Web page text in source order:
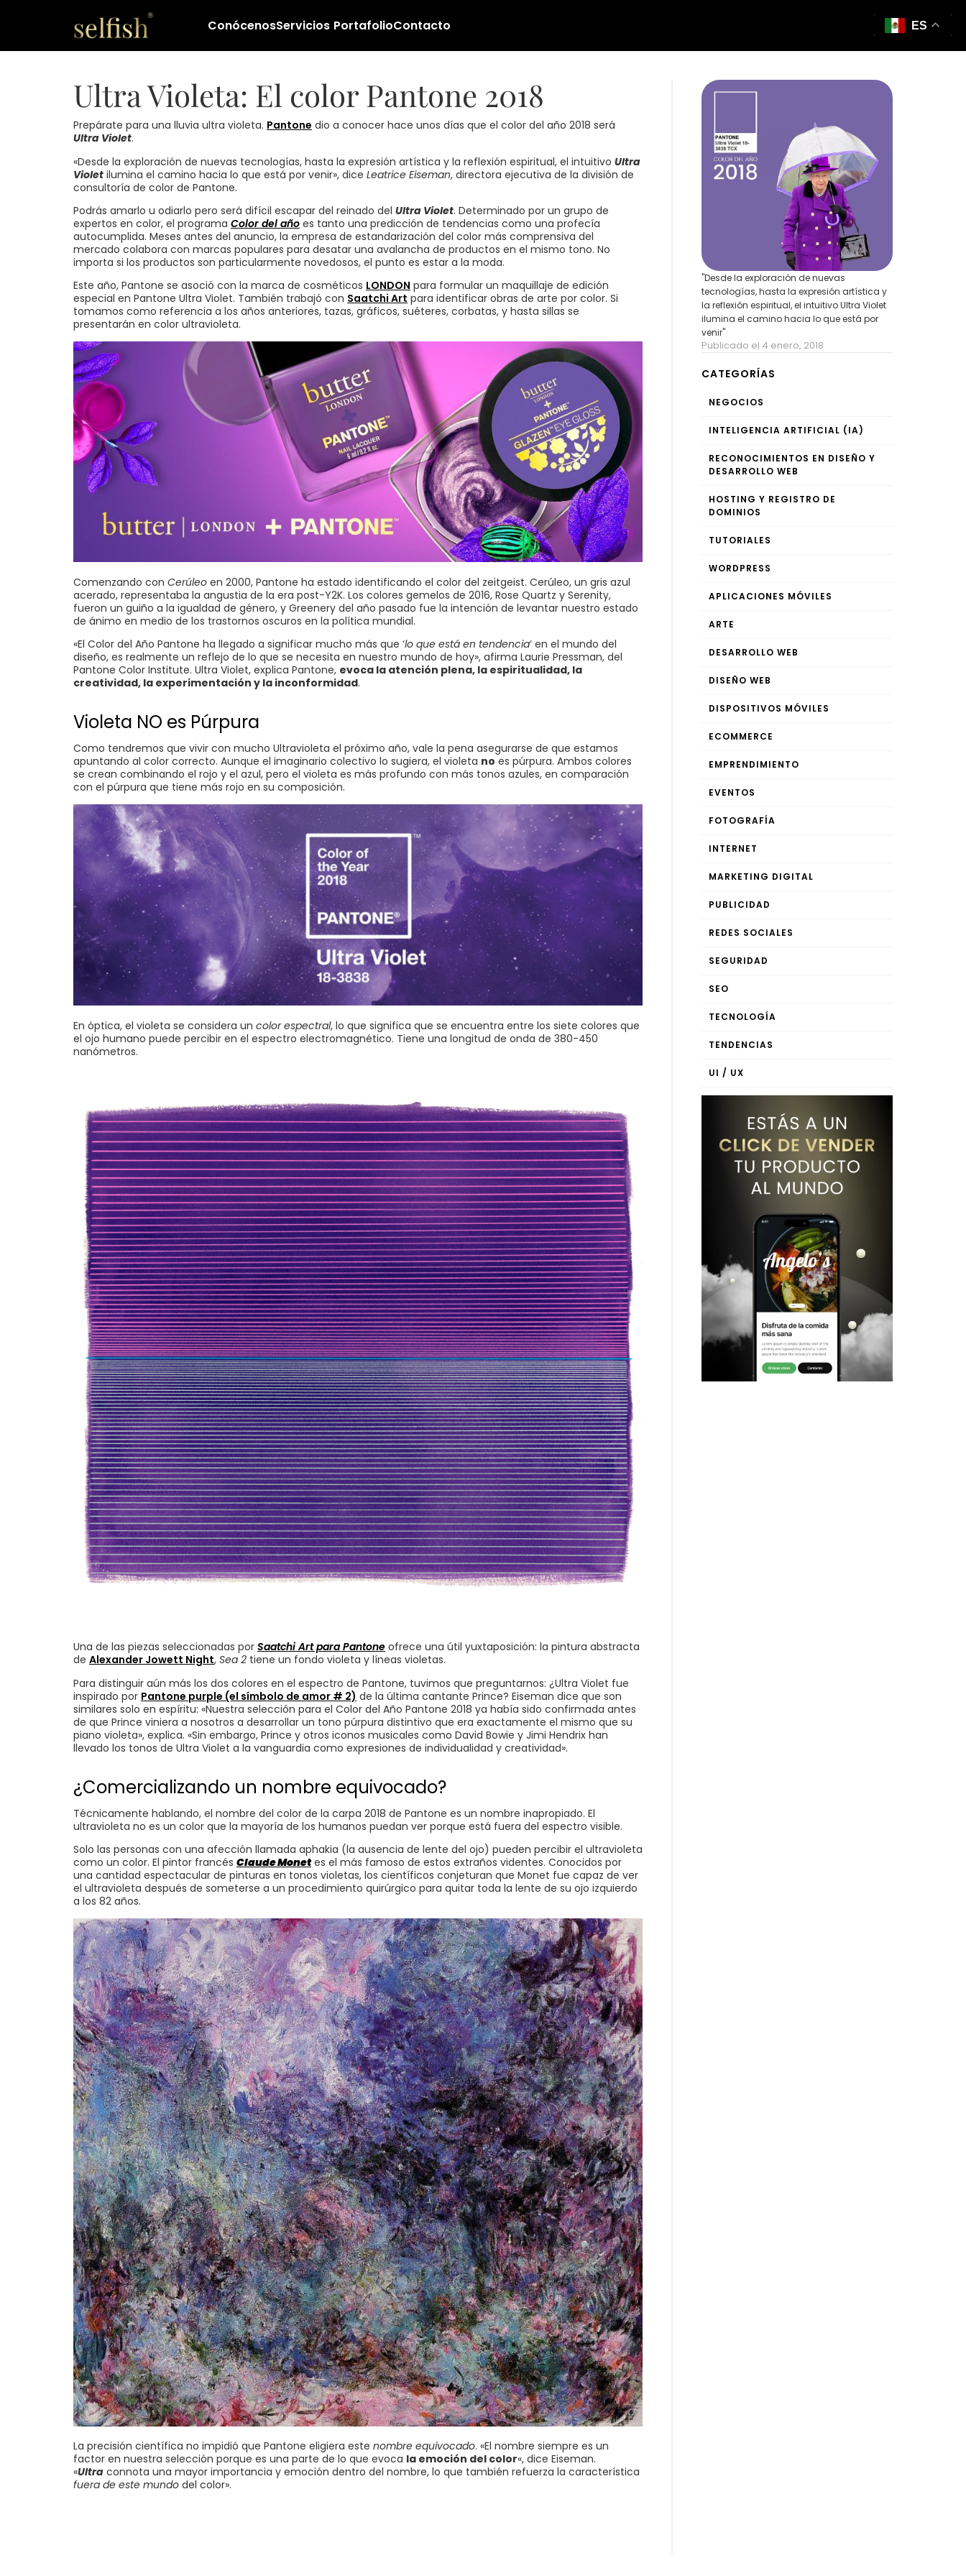
ConócenosServicios PortafolioContacto
Ultra Violeta: El color Pantone 2018
Prepárate para una lluvia ultra violeta. Pantone dio a conocer hace unos días que el color del año 2018 será
Ultra Violet.
«Desde la exploración de nuevas tecnologías, hasta la expresión artística y la reflexión espiritual, el intuitivo Ultra
Violet ilumina el camino hacia lo que está por venir», dice Leatrice Eiseman, directora ejecutiva de la división de
consultoría de color de Pantone.
Podrás amarlo u odiarlo pero será difícil escapar del reinado del Ultra Violet. Determinado por un grupo de
expertos en color, el programa Color del año es tanto una predicción de tendencias como una profecía
autocumplida. Meses antes del anuncio, la empresa de estandarización del color más comprensiva del
mercado colabora con marcas populares para desatar una avalancha de productos en el mismo tono. No
importa si los productos son particularmente novedosos, el punto es estar a la moda.
Este año, Pantone se asoció con la marca de cosméticos LONDON para formular un maquillaje de edición
especial en Pantone Ultra Violet. También trabajó con Saatchi Art para identificar obras de arte por color. Si
tomamos como referencia a los años anteriores, tazas, gráficos, suéteres, corbatas, y hasta sillas se
presentarán en color ultravioleta.
Comenzando con Cerúleo en 2000, Pantone ha estado identificando el color del zeitgeist. Cerúleo, un gris azul
acerado, representaba la angustia de la era post-Y2K. Los colores gemelos de 2016, Rose Quartz y Serenity,
fueron un guiño a la igualdad de género, y Greenery del año pasado fue la intención de levantar nuestro estado
de ánimo en medio de los trastornos oscuros en la política mundial.
«El Color del Año Pantone ha llegado a significar mucho más que ‘lo que está en tendencia‘ en el mundo del
diseño, es realmente un reflejo de lo que se necesita en nuestro mundo de hoy», afirma Laurie Pressman, del
Pantone Color Institute. Ultra Violet, explica Pantone, evoca la atención plena, la espiritualidad, la
creatividad, la experimentación y la inconformidad.
Violeta NO es Púrpura
Como tendremos que vivir con mucho Ultravioleta el próximo año, vale la pena asegurarse de que estamos
apuntando al color correcto. Aunque el imaginario colectivo lo sugiera, el violeta no es púrpura. Ambos colores
se crean combinando el rojo y el azul, pero el violeta es más profundo con más tonos azules, en comparación
con el púrpura que tiene más rojo en su composición.
En óptica, el violeta se considera un color espectral, lo que significa que se encuentra entre los siete colores que
el ojo humano puede percibir en el espectro electromagnético. Tiene una longitud de onda de 380-450
nanómetros.
Una de las piezas seleccionadas por Saatchi Art para Pantone ofrece una útil yuxtaposición: la pintura abstracta
de Alexander Jowett Night, Sea 2 tiene un fondo violeta y líneas violetas.
Para distinguir aún más los dos colores en el espectro de Pantone, tuvimos que preguntarnos: ¿Ultra Violet fue
inspirado por Pantone purple (el símbolo de amor # 2) de la última cantante Prince? Eiseman dice que son
similares solo en espíritu: «Nuestra selección para el Color del Año Pantone 2018 ya había sido confirmada antes
de que Prince viniera a nosotros a desarrollar un tono púrpura distintivo que era exactamente el mismo que su
piano violeta», explica. «Sin embargo, Prince y otros iconos musicales como David Bowie y Jimi Hendrix han
llevado los tonos de Ultra Violet a la vanguardia como expresiones de individualidad y creatividad».
¿Comercializando un nombre equivocado?
Técnicamente hablando, el nombre del color de la carpa 2018 de Pantone es un nombre inapropiado. El
ultravioleta no es un color que la mayoría de los humanos puedan ver porque está fuera del espectro visible.
Solo las personas con una afección llamada aphakia (la ausencia de lente del ojo) pueden percibir el ultravioleta
como un color. El pintor francés Claude Monetes el más famoso de estos extraños videntes. Conocidos por
una cantidad espectacular de pinturas en tonos violetas, los científicos conjeturan que Monet fue capaz de ver
el ultravioleta después de someterse a un procedimiento quirúrgico para quitar toda la lente de su ojo izquierdo
a los 82 años.
La precisión científica no impidió que Pantone eligiera este nombre equivocado. «El nombre siempre es un
factor en nuestra selección porque es una parte de lo que evoca la emoción del color«, dice Eiseman.
«Ultra connota una mayor importancia y emoción dentro del nombre, lo que también refuerza la característica
fuera de este mundo del color».
"Desde la exploración de nuevas
tecnologías, hasta la expresión artística y
la reflexión espiritual, el intuitivo Ultra Violet
ilumina el camino hacia lo que está por
venir"
Publicado el 4 enero, 2018
CATEGORÍAS
NEGOCIOS
INTELIGENCIA ARTIFICIAL (IA)
RECONOCIMIENTOS EN DISEÑO Y
DESARROLLO WEB
HOSTING Y REGISTRO DE
DOMINIOS
TUTORIALES
WORDPRESS
APLICACIONES MÓVILES
ARTE
DESARROLLO WEB
DISEÑO WEB
DISPOSITIVOS MÓVILES
ECOMMERCE
EMPRENDIMIENTO
EVENTOS
FOTOGRAFÍA
INTERNET
MARKETING DIGITAL
PUBLICIDAD
REDES SOCIALES
SEGURIDAD
SEO
TECNOLOGÍA
TENDENCIAS
UI / UX
ES